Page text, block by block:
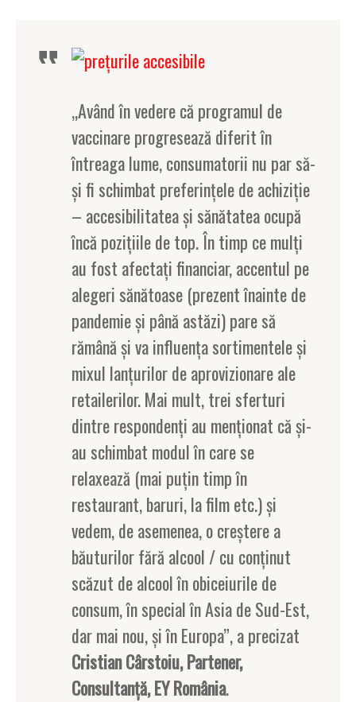
„Având în vedere că programul de
vaccinare progresează diferit în
întreaga lume, consumatorii nu par să-
și fi schimbat preferințele de achiziție
– accesibilitatea și sănătatea ocupă
încă pozițiile de top. În timp ce mulți
au fost afectați financiar, accentul pe
alegeri sănătoase (prezent înainte de
pandemie și până astăzi) pare să
rămână și va influența sortimentele și
mixul lanțurilor de aprovizionare ale
retailerilor. Mai mult, trei sferturi
dintre respondenți au menționat că și-
au schimbat modul în care se
relaxează (mai puțin timp în
restaurant, baruri, la film etc.) și
vedem, de asemenea, o creștere a
băuturilor fără alcool / cu conținut
scăzut de alcool în obiceiurile de
consum, în special în Asia de Sud-Est,
dar mai nou, și în Europa”, a precizat
Cristian Cârstoiu, Partener,
Consultanță, EY România.